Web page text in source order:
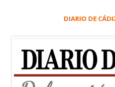
DIARIO DE